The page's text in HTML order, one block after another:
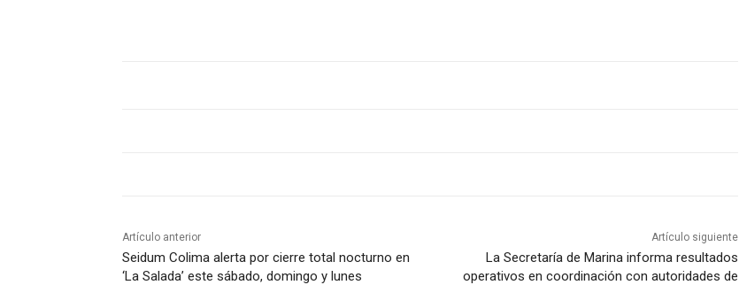
Artículo anterior
Seidum Colima alerta por cierre total nocturno en
‘La Salada’ este sábado, domingo y lunes
Artículo siguiente
La Secretaría de Marina informa resultados
operativos en coordinación con autoridades de